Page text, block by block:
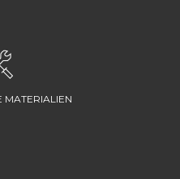
MATERIALIEN